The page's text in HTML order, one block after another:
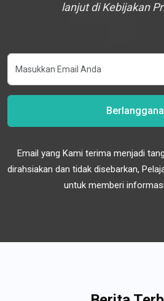
lanjut di Kebijakan
Email yang Kami terima menjadi
dirahsiakan dan tidak disebarkan,
untuk memberi